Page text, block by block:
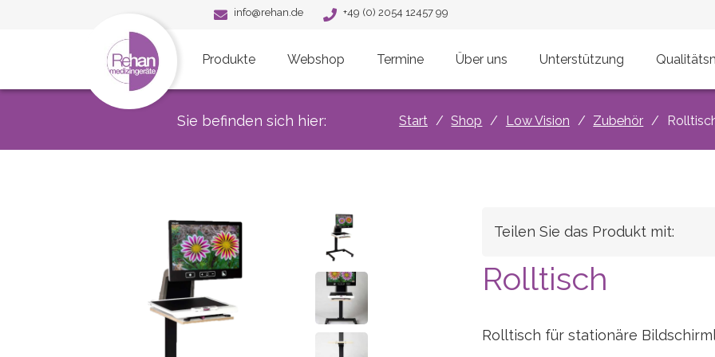
info@rehan.de +49 (0) 2054 12457 99
Produkte Webshop Termine Über uns Unterstützung
Sie befinden sich hier: Start / Shop / Low Vision / Zubehör /
Teilen Sie das Produkt mit:
Rolltisch
Rolltisch für stationäre